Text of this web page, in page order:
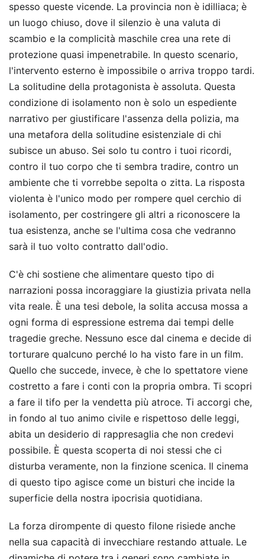
spesso queste vicende. La provincia non è idilliaca; è
un luogo chiuso, dove il silenzio è una valuta di
scambio e la complicità maschile crea una rete di
protezione quasi impenetrabile. In questo scenario,
l'intervento esterno è impossibile o arriva troppo tardi.
La solitudine della protagonista è assoluta. Questa
condizione di isolamento non è solo un espediente
narrativo per giustificare l'assenza della polizia, ma
una metafora della solitudine esistenziale di chi
subisce un abuso. Sei solo tu contro i tuoi ricordi,
contro il tuo corpo che ti sembra tradire, contro un
ambiente che ti vorrebbe sepolta o zitta. La risposta
violenta è l'unico modo per rompere quel cerchio di
isolamento, per costringere gli altri a riconoscere la
tua esistenza, anche se l'ultima cosa che vedranno
sarà il tuo volto contratto dall'odio.
C'è chi sostiene che alimentare questo tipo di
narrazioni possa incoraggiare la giustizia privata nella
vita reale. È una tesi debole, la solita accusa mossa a
ogni forma di espressione estrema dai tempi delle
tragedie greche. Nessuno esce dal cinema e decide di
torturare qualcuno perché lo ha visto fare in un film.
Quello che succede, invece, è che lo spettatore viene
costretto a fare i conti con la propria ombra. Ti scopri
a fare il tifo per la vendetta più atroce. Ti accorgi che,
in fondo al tuo animo civile e rispettoso delle leggi,
abita un desiderio di rappresaglia che non credevi
possibile. È questa scoperta di noi stessi che ci
disturba veramente, non la finzione scenica. Il cinema
di questo tipo agisce come un bisturi che incide la
superficie della nostra ipocrisia quotidiana.
La forza dirompente di questo filone risiede anche
nella sua capacità di invecchiare restando attuale. Le